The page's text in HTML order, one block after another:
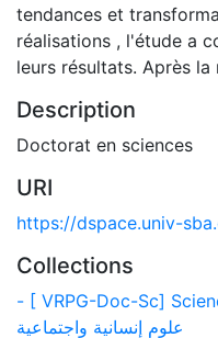
tendances et
réalisations , l'étude a
leurs résultats. Après la
Description
Doctorat en sciences
URI
https://dspace.univ-
Collections
- [ VRPG-Doc-Sc]
علوم إنسانية واجتماعية